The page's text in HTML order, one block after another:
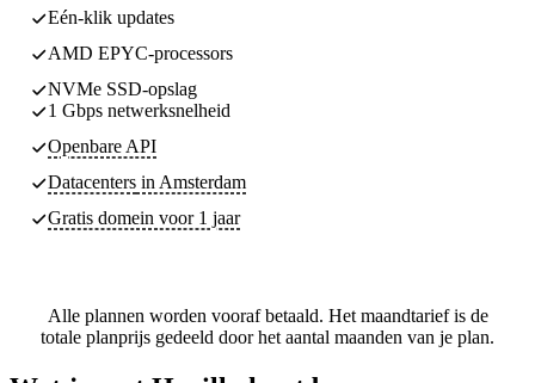
Eén-klik updates
AMD EPYC-processors
NVMe SSD-opslag
1 Gbps netwerksnelheid
Openbare API
Datacenters in Amsterdam
Gratis domein voor 1 jaar
Alle plannen worden vooraf betaald. Het maandtarief is de
totale planprijs gedeeld door het aantal maanden van je plan.